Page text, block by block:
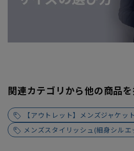
関連カテゴリから他の商品
【アウトレット】メンズジャケット
メンズスタイリッシュ(細身シルエ